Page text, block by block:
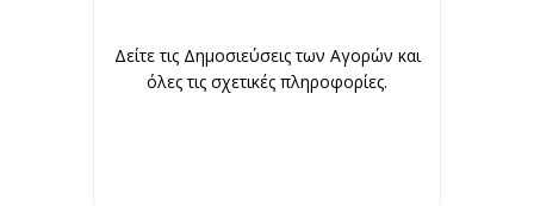
Δείτε τις Δημοσιεύσεις των Αγορών και
όλες τις σχετικές πληροφορίες.